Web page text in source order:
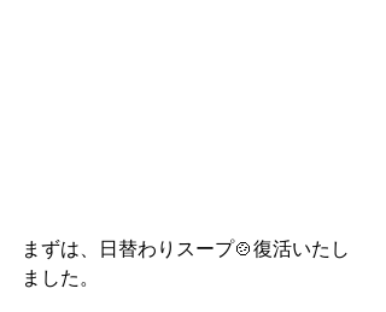
まずは、日替わりスープ🍲復活いたし
ました。